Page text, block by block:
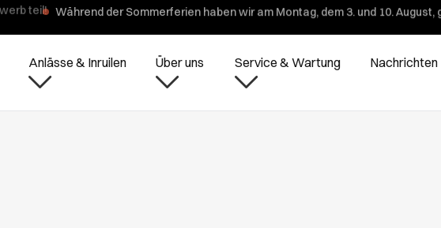
Während der Sommerferien haben wir am Montag, dem 3. und 10. August,
Anlässe & Inruilen Über uns Service & Wartung Nachrichten